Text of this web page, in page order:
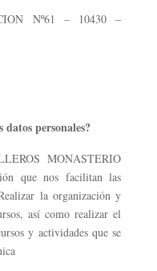
Nº61 – 10430 –
personales?
MONASTERIO
que nos facilitan las
la organización y
así como realizar el
y actividades que se